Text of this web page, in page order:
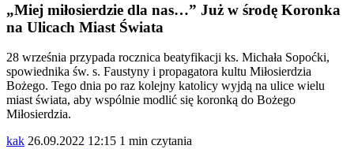
„Miej miłosierdzie dla nas…” Już w środę Koronka
na Ulicach Miast Świata
28 września przypada rocznica beatyfikacji ks. Michała Sopoćki,
spowiednika św. s. Faustyny i propagatora kultu Miłosierdzia
Bożego. Tego dnia po raz kolejny katolicy wyjdą na ulice wielu
miast świata, aby wspólnie modlić się koronką do Bożego
Miłosierdzia.
kak 26.09.2022 12:15 1 min czytania